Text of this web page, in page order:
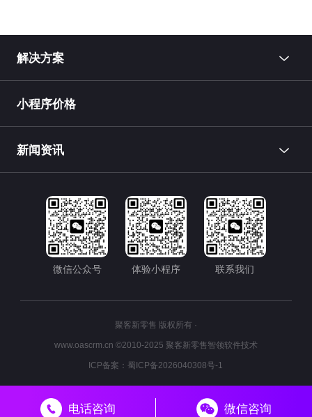
解决方案
小程序价格
新闻资讯
微信公众号 体验小程序 联系我们
聚客新零售 版权所有 ·
www.oascrm.cn ©2010-2025 聚客新零售智领软件技术
ICP备案：蜀ICP备2026040308号-1
电话咨询 微信咨询